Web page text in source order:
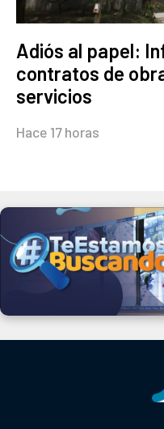
Adiós al papel:
contratos de
servicios
Hace 17 horas